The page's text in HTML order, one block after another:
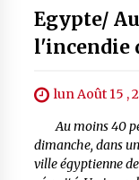
Egypte/
l'incendie
lun Août 15 ,
Au moins 40
dimanche, dans
ville égyptienne